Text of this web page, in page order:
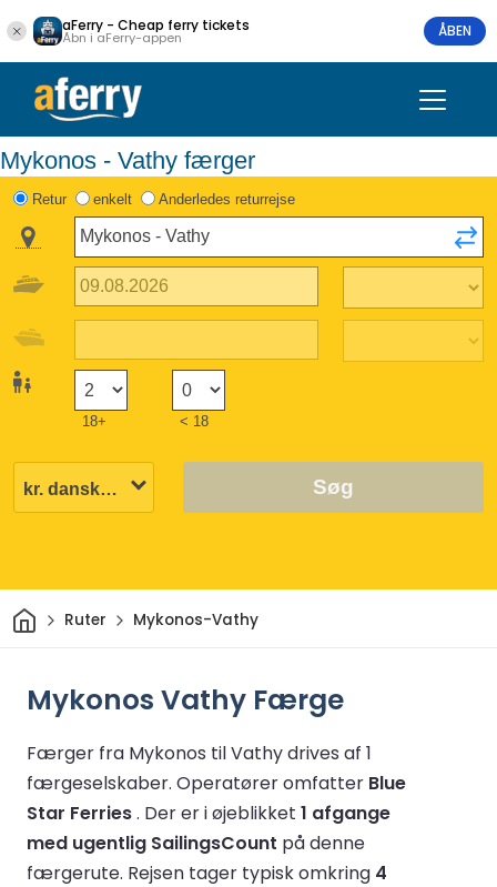
aFerry - Cheap ferry tickets
Åbn i aFerry-appen ÅBEN
Mykonos - Vathy færger
Retur enkelt Anderledes returrejse
18+ < 18
Søg
HjemRuter Mykonos-Vathy
Mykonos Vathy Færge
Færger fra Mykonos til Vathy drives af 1
færgeselskaber. Operatører omfatter Blue
Star Ferries. Der er i øjeblikket 1 afgange
med ugentlig SailingsCount på denne
færgerute. Rejsen tager typisk omkring 4